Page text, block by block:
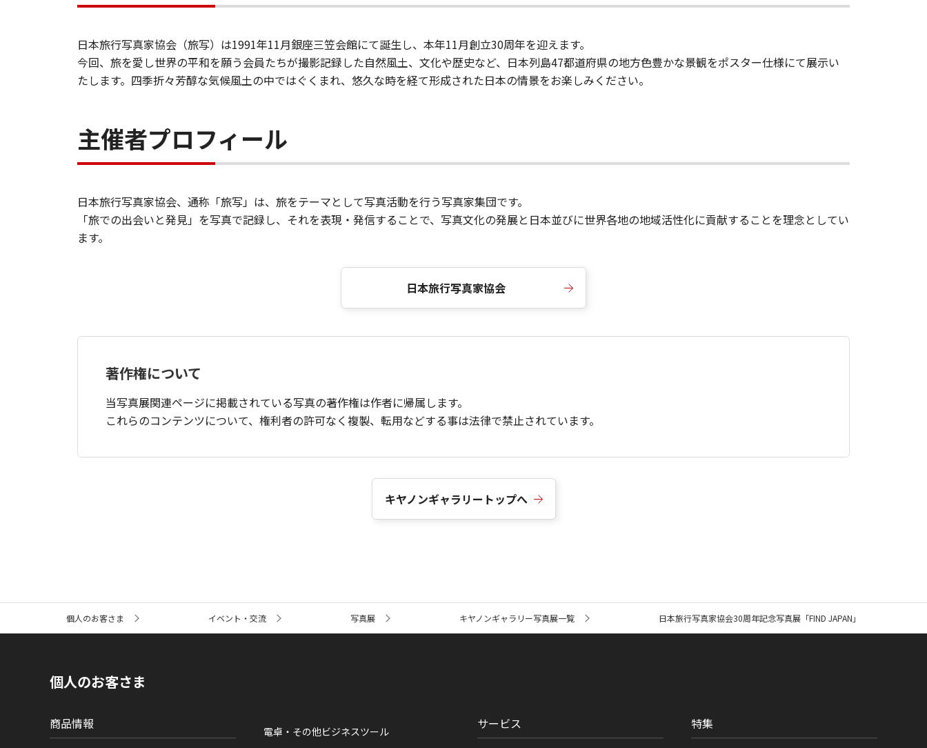
日本旅行写真家協会（旅写）は1991年11月銀座三笠会館にて誕生し、本年11月創立30周年を迎えます。
今回、旅を愛し世界の平和を願う会員たちが撮影記録した自然風土、文化や歴史など、日本列島47都道府県の地方色豊かな景観をポスター仕様にて展示い
たします。四季折々芳醇な気候風土の中ではぐくまれ、悠久な時を経て形成された日本の情景をお楽しみください。
主催者プロフィール
日本旅行写真家協会、通称「旅写」は、旅をテーマとして写真活動を行う写真家集団です。
「旅での出会いと発見」を写真で記録し、それを表現・発信することで、写真文化の発展と日本並びに世界各地の地域活性化に貢献することを理念としてい
ます。
日本旅行写真家協会
著作権について
当写真展関連ページに掲載されている写真の著作権は作者に帰属します。
これらのコンテンツについて、権利者の許可なく複製、転用などする事は法律で禁止されています。
キヤノンギャラリートップへ
ト
個人のお客さま イベント・交流 写真展 キヤノンギャラリー写真展一覧 日本旅行写真家協会30周年記念写真展「FIND JAPAN」
個人のお客さま
商品情報 電卓・その他ビジネスツール サービス 特集